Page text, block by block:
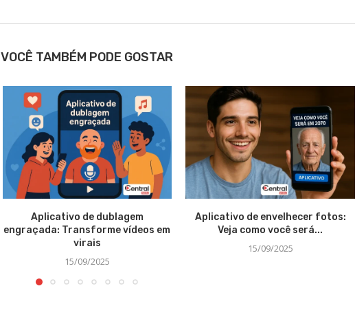
VOCÊ TAMBÉM PODE GOSTAR
Aplicativo de dublagem
engraçada: Transforme vídeos em
virais
15/09/2025
Aplicativo de envelhecer fotos:
Veja como você será...
15/09/2025